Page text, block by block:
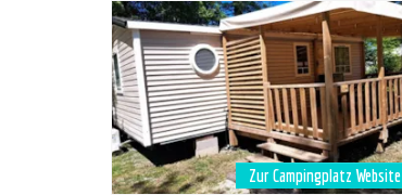
Zur Campingplatz Website